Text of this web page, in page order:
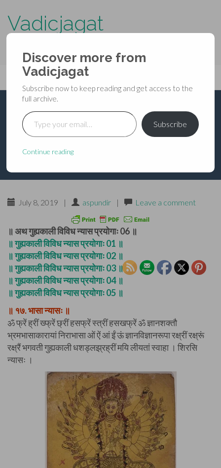
Vadicjagat
Primary
Menu
content
Vadicjagat
गुह्यकाली : विविध न्यास
प्रयोगाः 06
July 8, 2019 | aspundir | Leave a comment
॥ अथ गुह्यकाली विविध न्यास प्रयोगाः 06 ॥
॥ गुह्यकाली विविध न्यास प्रयोगाः 01 ॥
॥ गुह्यकाली विविध न्यास प्रयोगाः 02 ॥
॥ गुह्यकाली विविध न्यास प्रयोगाः 03 ॥
॥ गुह्यकाली विविध न्यास प्रयोगाः 04 ॥
॥ गुह्यकाली विविध न्यास प्रयोगाः 05 ॥
॥ १७. भासा न्यासः ॥
ॐ फ्रें ह्रीं ख्फ्रें छ्रीं हसफ्रें स्त्रीं हसखफ्रें ॐ ज्ञानशक्तौ
भ्रमभासाकारायां निराभासा ओं ऐं आं ईं ऊं ज्ञानविज्ञानरूपा रक्ष्रीं रक्ष्रूं
रक्ष्रैं भगवती गुह्यकाली धशड्लझ्रह्रीं मयि लीयतां स्वाहा । शिरसि
न्यासः ।
Discover more from
Vadicjagat
Subscribe now to keep reading and get access to the
full archive.
Type your email…
Subscribe
Continue reading